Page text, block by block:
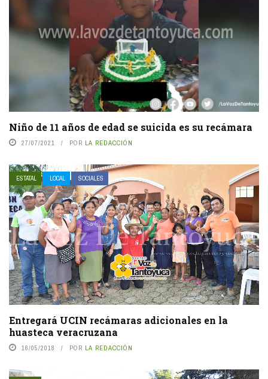
Niño de 11 años de edad se suicida es su recámara
27/07/2021 POR LA REDACCIÓN
ESTATAL LOCAL SOCIALES
Entregará UCIN recámaras adicionales en la
huasteca veracruzana
16/05/2018 POR LA REDACCIÓN